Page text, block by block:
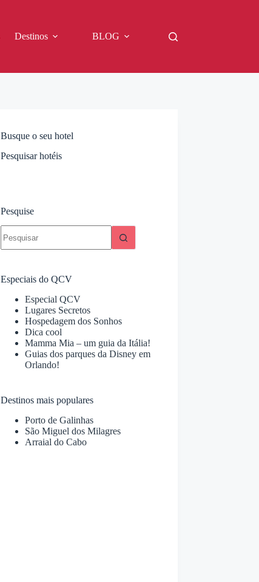
Destinos BLOG
Busque o seu hotel
Pesquisar hotéis
Pesquise
resultados
Especiais do QCV
Especial QCV
Lugares Secretos
Hospedagem dos Sonhos
Dica cool
Mamma Mia – um guia da Itália!
Guias dos parques da Disney em
Orlando!
Destinos mais populares
Porto de Galinhas
São Miguel dos Milagres
Arraial do Cabo